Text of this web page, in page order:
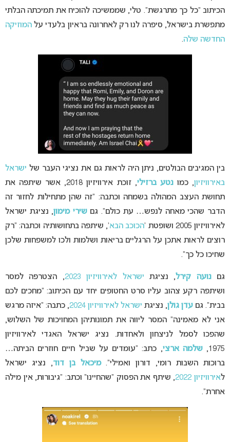
הכיתוב “כל כך מתרגשת”. טלי, שממשיכה להוכיח את תמיכתה הבלתי
מתפשרת בישראל, סיפרה לנו רק לאחרונה בראיון בלעדי על המוזיקה
החדשה שלה.
בין המגיבים הבולטים, ניתן היה לראות גם את נציגי העבר של ישראל
באירוויזיון, כמונטע ברזילי
, זוכת אירוויזיון 2018, אשר שיתפה את
תחושת העצב המהולה בשמחה וכתבה: “זה שהן מתחילות לחזור זה
הדבר שהכי מאחה לנפש… עת כולם”. גםשירי מימון, נציגת ישראל
לאירוויזיון 2005 ושופטת ‘
הכוכב הבא‘, שיתפה בתחושותיה וכתבה: “רק
רוצים לראות אתכן על הרגליים בריאות ושלמות ולכו למשפחות שלכן
שחיכו כל כך”.
גםנועה קירל, נציגת ישראל לאירוויזיון 2023
, הצטרפה למסר
ושיתפה רקע צהוב עליו סרט החטופים יחד עם הכיתוב: “מחכים לכם
בבית”. גם עדן גולן, נציגת ישראל לאירוויזיון 2024
, כתבה: “איזה מרגש
אני לא מאמינה” המסר ליווה את תמונותיהן המחויכות של השלוש,
שהפכו לסמל לניצחון ולאחדות. נציג ישראל האגדי לאירוויזיון
1975,
שלמה ארצי, כתב: “עומדים על שביל חיים חוזרים הביתה…
ברוכות השבות רומי, דורון ואמילי”.מיכאל בן דוד, נציג ישראל
לאירוויזיון 2022
, שיתף את הפסוק “שהחיינו” וכתב: “גיבורות, אין מילה
אחרת”.